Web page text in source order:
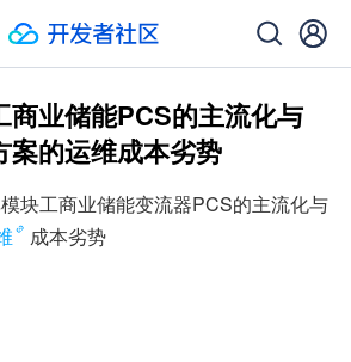
商业储能PCS的主流化与
案的运维成本劣势
块工商业储能变流器PCS的主流化与
成本劣势